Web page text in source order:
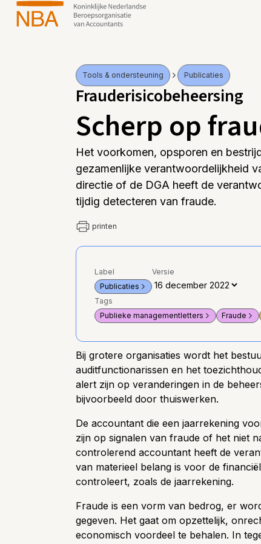
Tools & ondersteuning Publicaties
Frauderisicobeheersing
Scherp op
Het voorkomen, opsporen en
gezamenlijke verantwoordelijkheid
directie of de DGA heeft de
tijdig detecteren van fraude.
printen
Label
Publicaties
Versie
Tags
Publieke managementletters
Fraude
Bij grotere organisaties wordt het
auditfunctionarissen en het
alert zijn op veranderingen in de
bijvoorbeeld door thuiswerken.
De accountant die een jaarrekening
zijn op signalen van fraude of het niet
controlerend accountant heeft de
van materieel belang is voor de
controleert, zoals de jaarrekening.
Fraude is een vorm van bedrog, er
gegeven. Het gaat om opzettelijk,
economisch voordeel te behalen. In